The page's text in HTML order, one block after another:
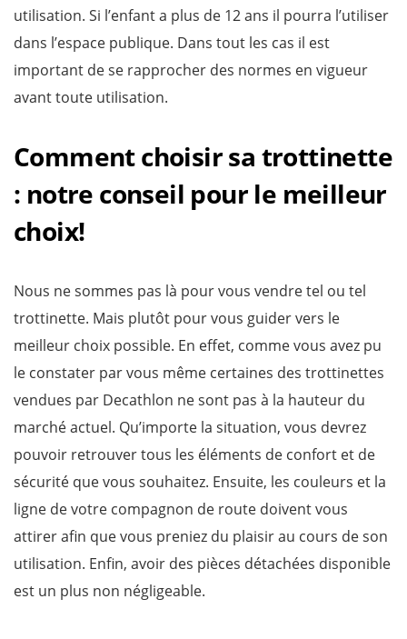
utilisation. Si l’enfant a plus de 12 ans il pourra l’utiliser
dans l’espace publique. Dans tout les cas il est
important de se rapprocher des normes en vigueur
avant toute utilisation.
Comment choisir sa trottinette
: notre conseil pour le meilleur
choix!
Nous ne sommes pas là pour vous vendre tel ou tel
trottinette. Mais plutôt pour vous guider vers le
meilleur choix possible. En effet, comme vous avez pu
le constater par vous même certaines des trottinettes
vendues par Decathlon ne sont pas à la hauteur du
marché actuel. Qu’importe la situation, vous devrez
pouvoir retrouver tous les éléments de confort et de
sécurité que vous souhaitez. Ensuite, les couleurs et la
ligne de votre compagnon de route doivent vous
attirer afin que vous preniez du plaisir au cours de son
utilisation. Enfin, avoir des pièces détachées disponible
est un plus non négligeable.